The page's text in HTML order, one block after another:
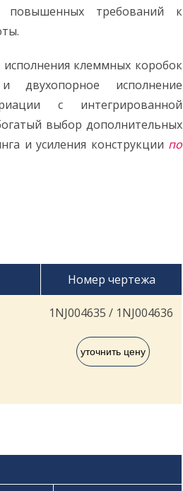
повышенных требований к
клеммных коробок
исполнение
с интегрированной
выбор дополнительных
и усиления конструкции по
Номер чертежа
1NJ004635 / 1NJ004636
уточнить цену